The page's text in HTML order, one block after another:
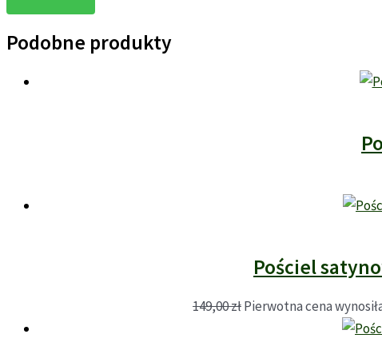
Podobne produkty
Pościel
149,00złPierwotna cena